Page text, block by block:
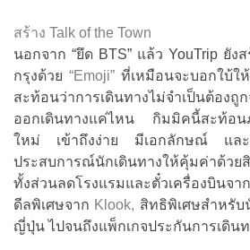
สร้าง Talk of the Town
นอกจาก “ยึด BTS” แล้ว YouTrip ยัง
กรุงด้วย “Emoji” ที่เหมือนจะบอกใบ้ใ
สะท้อนว่าการเดินทางไม่จำเป็นต้อง
ออกเดินทางแค่ไหน กิมมิคนี้สะท้อ
ใหม่ เข้าถึงง่าย มีเอกลักษณ์ แล
ประสบการณ์นักเดินทางให้คุ้มค่าด้วย
ทั้งส่วนลดโรงแรมและตั๋วเครื่องบินจาก
ดีลพิเศษจาก Klook, สิทธิพิเศษสำหรับ
ญี่ปุ่น ไปจนถึงแพ็กเกจประกันการเดิน